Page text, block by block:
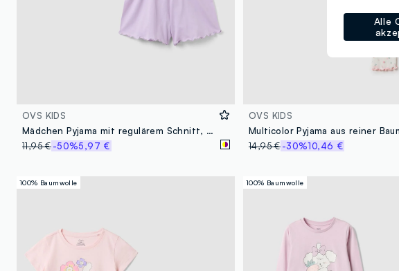
OVS KIDS
Mädchen Pyjama mit regulärem Schnitt, kurz, aus mehrfarbiger reiner Baumwolle
11,95 €-50%5,97 €
OVS KIDS
14,95 €-30%10,46 €
100% Baumwolle 100% Baumwolle
Alle